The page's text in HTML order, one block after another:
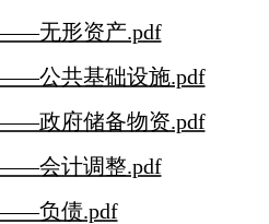
无形资产.pdf
公共基础设施.pdf
政府储备物资.pdf
会计调整.pdf
——负债.pdf